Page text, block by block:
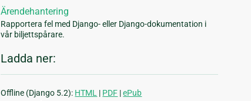
Ärendehantering
Rapportera fel med Django- eller Django-dokumentation i
vår biljettspårare.
Ladda ner:
Offline (Django 5.2): HTML | PDF |ePub